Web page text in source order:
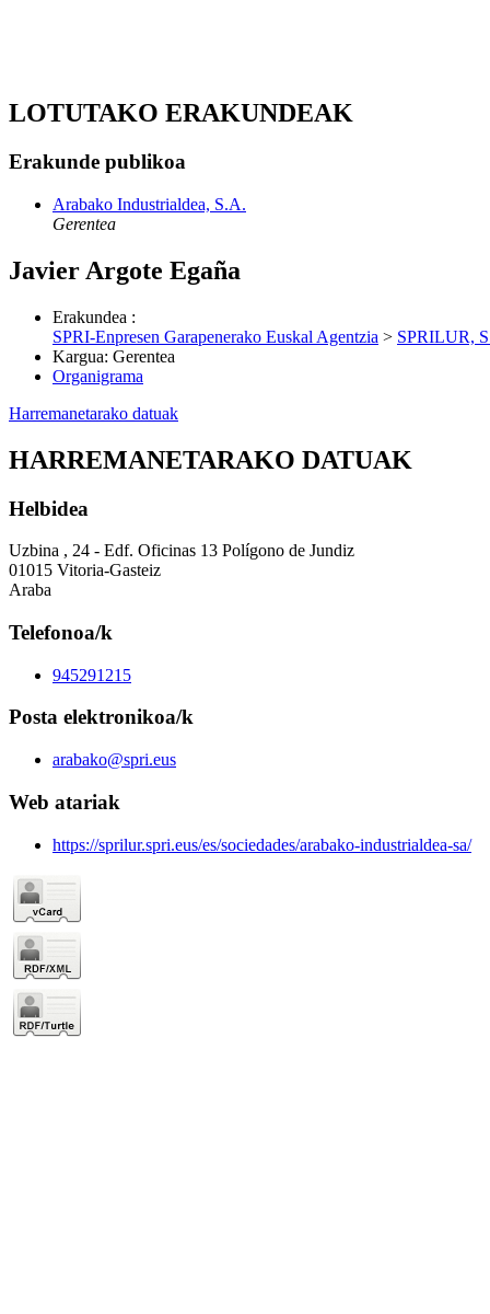
LOTUTAKO ERAKUNDEAK
Erakunde publikoa
Arabako Industrialdea, S.A.
Gerentea
Javier Argote Egaña
Erakundea :
SPRI-Enpresen Garapenerako Euskal Agentzia > SPRILUR,
Kargua: Gerentea
Organigrama
Harremanetarako datuak
HARREMANETARAKO DATUAK
Helbidea
Uzbina , 24 - Edf. Oficinas 13 Polígono de Jundiz
01015 Vitoria-Gasteiz
Araba
Telefonoa/k
945291215
Posta elektronikoa/k
arabako@spri.eus
Web atariak
https://sprilur.spri.eus/es/sociedades/arabako-industrialdea-sa/